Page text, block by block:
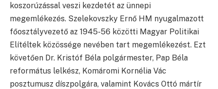
koszorúzással veszi kezdetét az ünnepi
megemlékezés. Szelekovszky Ernő HM nyugalmazott
főosztályvezető az 1945-56 közötti Magyar Politikai
Elítéltek közössége nevében tart megemlékezést. Ezt
követően Dr. Kristóf Béla polgármester, Pap Béla
református lelkész, Komáromi Kornélia Vác
posztumusz díszpolgára, valamint Kovács Ottó mártír